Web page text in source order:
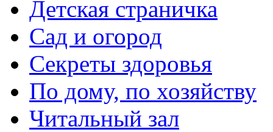
Детская страничка
Сад и огород
Секреты здоровья
По дому, по хозяйству
Читальный зал